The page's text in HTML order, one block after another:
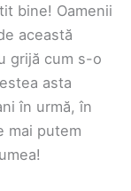
bine! Oamenii
această
grijă cum s-o
asta
în urmă, în
mai putem